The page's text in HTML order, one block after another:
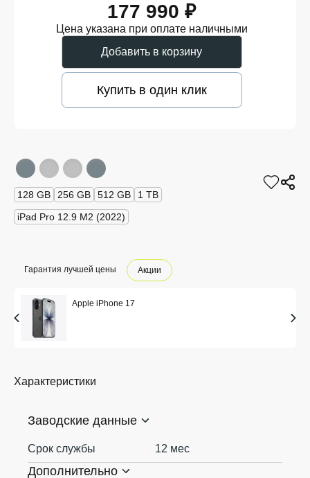
177 990 ₽
Цена указана при оплате наличными
Добавить в корзину
Купить в один клик
128 GB 256 GB 512 GB
1 TB
iPad Pro 12.9 M2 (2022)
Гарантия лучшей цены Акции
Apple iPhone 17
Характеристики
Заводские данные
Срок службы 12 мес
Дополнительно